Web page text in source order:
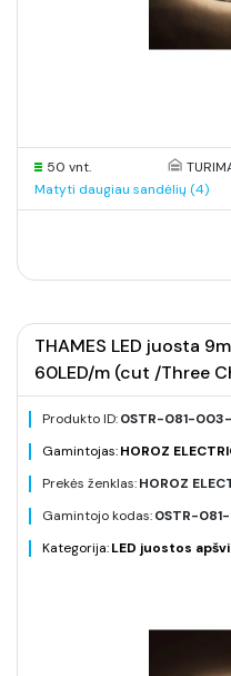
50 vnt.
Matyti daugiau sandėlių (4)
THAMES LED juosta
60LED/m (cut /Three
Produkto ID:0STR-081-
Gamintojas:HOROZ
Prekės ženklas:HOROZ
Gamintojo kodas:0STR-
Kategorija:LED juostos